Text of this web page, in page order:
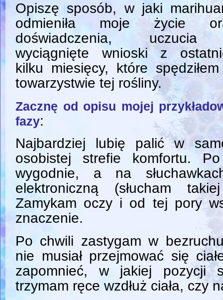
Opiszę sposób, w jaki
odmieniła moje życie
doświadczenia,
wyciągnięte wnioski z
kilku miesięcy, które
towarzystwie tej rośliny.
Zacznę od opisu mojej
fazy:
Najbardziej lubię palić w
osobistej strefie komfortu.
wygodnie, a na
elektroniczną (słucham
Zamykam oczy i od tej pory
znaczenie.
Po chwili zastygam w
nie musiał przejmować się
zapomnieć, w jakiej pozycji
trzymam ręce wzdłuż ciała, czy